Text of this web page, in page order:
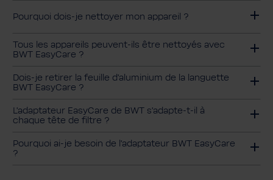
Pourquoi dois-je nettoyer mon appareil ?
Tous les appareils peuvent-ils être nettoyés avec
BWT EasyCare ?
Dois-je retirer la feuille d'aluminium de la languette
BWT EasyCare ?
L'adaptateur EasyCare de BWT s'adapte-t-il à
chaque tête de filtre ?
Pourquoi ai-je besoin de l'adaptateur BWT EasyCare
?